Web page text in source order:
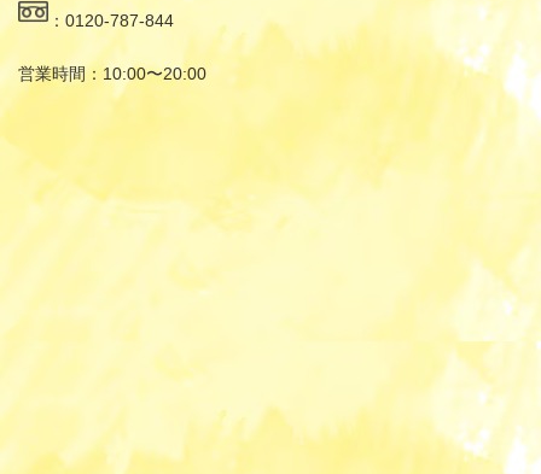
：0120-787-844
営業時間：10:00〜20:00